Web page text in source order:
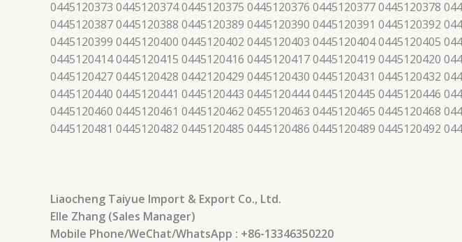
0445120373 0445120374 0445120375 0445120376 0445120377 0445120378
0445120387 0445120388 0445120389 0445120390 0445120391 0445120392
0445120399 0445120400 0445120402 0445120403 0445120404 0445120405
0445120414 0445120415 0445120416 0445120417 0445120419 0445120420
0445120427 0445120428 0442120429 0445120430 0445120431 0445120432
0445120440 0445120441 0445120443 0445120444 0445120445 0445120446
0445120460 0445120461 0445120462 0455120463 0445120465 0445120468
0445120481 0445120482 0445120485 0445120486 0445120489 0445120492
Liaocheng Taiyue Import & Export Co., Ltd.
Elle Zhang (Sales Manager)
Mobile Phone/WeChat/WhatsApp : +86-13346350220